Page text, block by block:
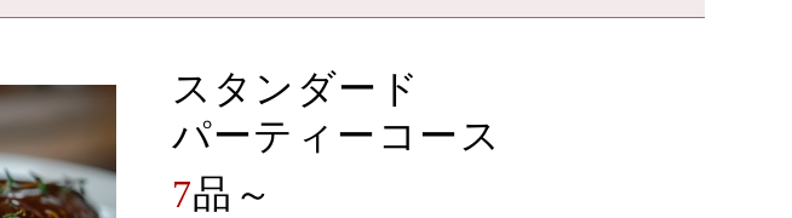
スタンダード
パーティーコース
7品～